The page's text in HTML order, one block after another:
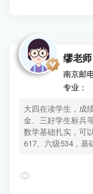
缪老师
南京邮
专业：
大四在读学生，成
金、三好学生标兵
数学基础扎实，可
617、六级534，基